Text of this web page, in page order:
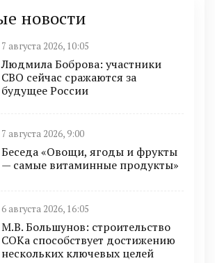
новости
7 августа 2026, 10:05
Людмила Боброва: участники
СВО сейчас сражаются за
будущее России
7 августа 2026, 9:00
Беседа «Овощи, ягоды и фрукты
— самые витаминные продукты»
6 августа 2026, 16:05
М.В. Большунов: строительство
СОКа способствует достижению
нескольких ключевых целей